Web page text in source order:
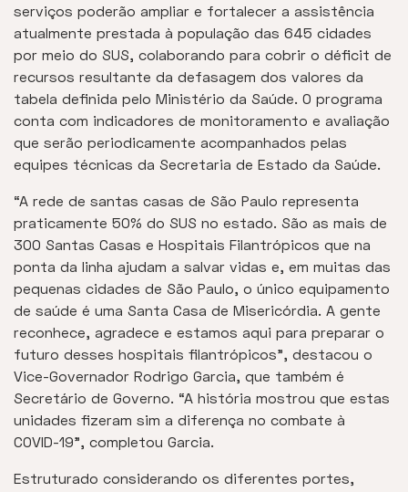
serviços poderão ampliar e fortalecer a assistência
atualmente prestada à população das 645 cidades
por meio do SUS, colaborando para cobrir o déficit de
recursos resultante da defasagem dos valores da
tabela definida pelo Ministério da Saúde. O programa
conta com indicadores de monitoramento e avaliação
que serão periodicamente acompanhados pelas
equipes técnicas da Secretaria de Estado da Saúde.
“A rede de santas casas de São Paulo representa
praticamente 50% do SUS no estado. São as mais de
300 Santas Casas e Hospitais Filantrópicos que na
ponta da linha ajudam a salvar vidas e, em muitas das
pequenas cidades de São Paulo, o único equipamento
de saúde é uma Santa Casa de Misericórdia. A gente
reconhece, agradece e estamos aqui para preparar o
futuro desses hospitais filantrópicos”, destacou o
Vice-Governador Rodrigo Garcia, que também é
Secretário de Governo. “A história mostrou que estas
unidades fizeram sim a diferença no combate à
COVID-19”, completou Garcia.
Estruturado considerando os diferentes portes,